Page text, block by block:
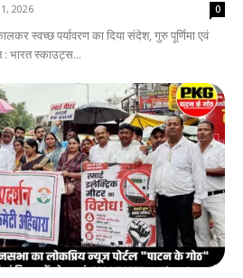
2026 0
स्वच्छ पर्यावरण का दिया संदेश, गुरु पूर्णिमा एवं
: भारत स्काउट्स...